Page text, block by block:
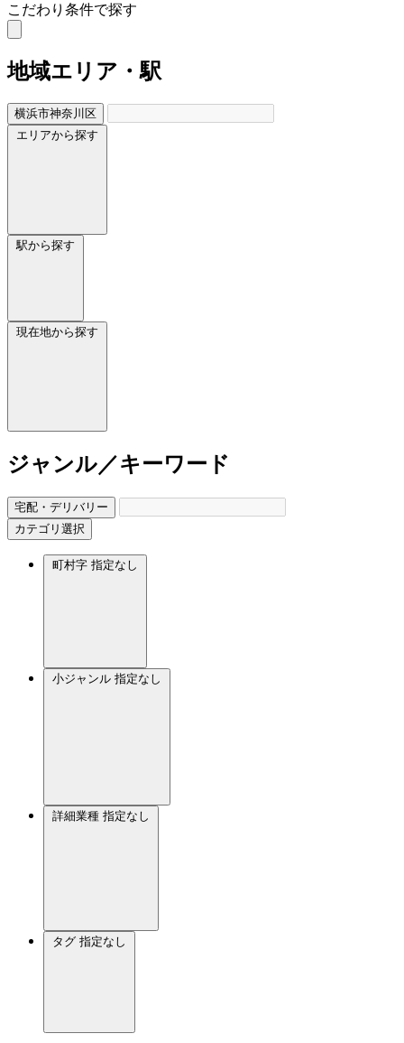
こだわり条件で探す
地域エリア・駅
横浜市神奈川区
エリアから探す
駅から探す
現在地から探す
ジャンル／キーワード
宅配・デリバリー
カテゴリ選択
町村字 指定なし
小ジャンル 指定なし
詳細業種 指定なし
タグ 指定なし